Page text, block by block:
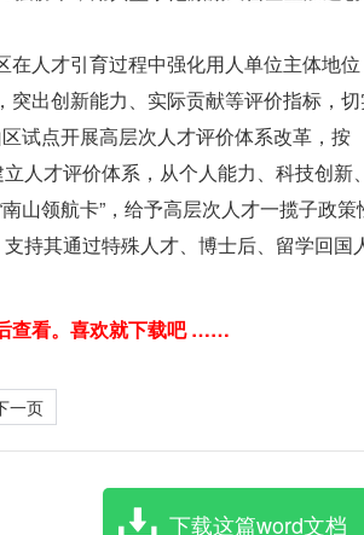
人才引育过程中强化用人单位主体地位
出创新能力、实际贡献等评价指标，
试点开展高层次人才评价体系改革，按
人才评价体系，从个人能力、科技创新
山领航卡”，给予高层次人才一揽子政策
持其通过特殊人才、博士后、留学回国
查看。喜欢就下载吧 ……
一页
下载这篇word文档